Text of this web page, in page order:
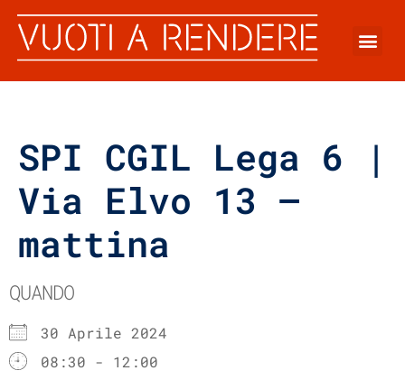
SPI CGIL Lega 6 |
Via Elvo 13 –
mattina
QUANDO
30 Aprile 2024
08:30 - 12:00